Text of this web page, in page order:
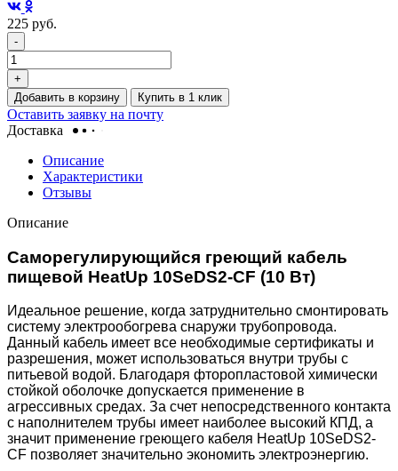
225 руб.
-
+
Добавить в корзину
Купить в 1 клик
Оставить заявку на почту
Доставка
Описание
Характеристики
Отзывы
Описание
Саморегулирующийся греющий кабель
пищевой HeatUp 10SeDS2-CF (10 Вт)
Идеальное решение, когда затруднительно смонтировать
систему электрообогрева снаружи трубопровода.
Данный кабель имеет все необходимые сертификаты и
разрешения, может использоваться внутри трубы с
питьевой водой. Благодаря фторопластовой химически
стойкой оболочке допускается применение в
агрессивных средах. За счет непосредственного контакта
с наполнителем трубы имеет наиболее высокий КПД, а
значит применение греющего кабеля HeatUp 10SeDS2-
CF позволяет значительно экономить электроэнергию.